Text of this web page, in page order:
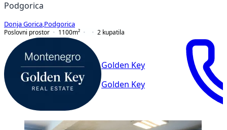
Podgorica
Donja Gorica Podgorica
Poslovni prostor
1100m² 2 kupatila
Golden Key
Golden Key